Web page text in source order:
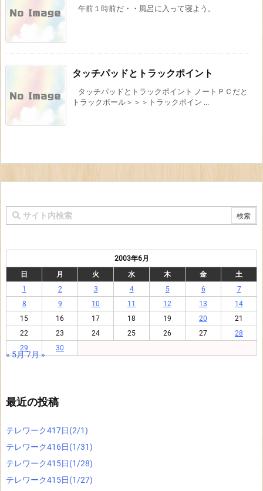
午前１時前だ・・風呂に入って寝よう。
タッチパッドとトラックポイント
タッチパッドとトラックポイント ノートＰＣだと
トラックボール＞＞＞トラックポイン ...
2003年6月
日
月 火 水 木 金
土
1
2 3 4 5 6
7
8
9 10 11 12 13
14
15
16 17 18 19 20
21
22
23 24 25 26 27
28
29
30
« 5月7月 »
最近の投稿
テレワーク417日(2/1)
テレワーク416日(1/31)
テレワーク415日(1/28)
テレワーク415日(1/27)